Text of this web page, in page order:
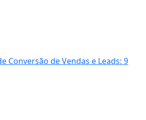
Conversão de Vendas e Leads: 9